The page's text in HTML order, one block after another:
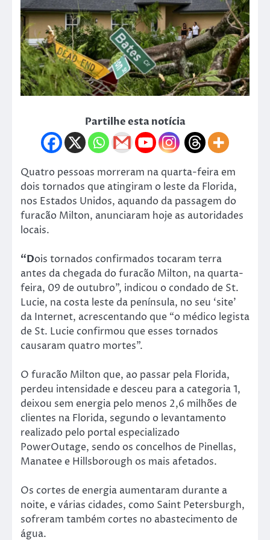
Partilhe esta notícia
Quatro pessoas morreram na quarta-feira em
dois tornados que atingiram o leste da Florida,
nos Estados Unidos, aquando da passagem do
furacão Milton, anunciaram hoje as autoridades
locais.
“Dois tornados confirmados tocaram terra
antes da chegada do furacão Milton, na quarta-
feira, 09 de outubro”, indicou o condado de St.
Lucie, na costa leste da península, no seu ‘site’
da Internet, acrescentando que “o médico legista
de St. Lucie confirmou que esses tornados
causaram quatro mortes”.
O furacão Milton que, ao passar pela Florida,
perdeu intensidade e desceu para a categoria 1,
deixou sem energia pelo menos 2,6 milhões de
clientes na Florida, segundo o levantamento
realizado pelo portal especializado
PowerOutage, sendo os concelhos de Pinellas,
Manatee e Hillsborough os mais afetados.
Os cortes de energia aumentaram durante a
noite, e várias cidades, como Saint Petersburgh,
sofreram também cortes no abastecimento de
água.